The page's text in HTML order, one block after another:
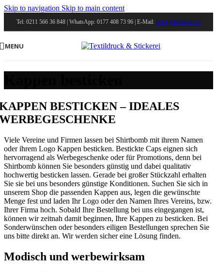
Skip to navigation Skip to main content
Tel: 0211 566 36 848 | WhatsApp: 0177 408 73 96 | E-Mail: info@shirtbomb.de
MENU
BESTICKEN – IDEALES
Viele Vereine und Firmen lassen bei Shirtbomb mit ihrem Namen
oder ihrem Logo Kappen besticken. Bestickte Caps eignen sich
hervorragend als Werbegeschenke oder für Promotions, denn bei
Shirtbomb können Sie besonders günstig und dabei qualitativ
hochwertig besticken lassen. Gerade bei großer Stückzahl erhalten
Sie sie bei uns besonders günstige Konditionen. Suchen Sie sich in
unserem Shop die passenden Kappen aus, legen die gewünschte
Menge fest und laden Ihr Logo oder den Namen Ihres Vereins, bzw.
Ihrer Firma hoch. Sobald Ihre Bestellung bei uns eingegangen ist,
können wir zeitnah damit beginnen, Ihre Kappen zu besticken. Bei
Sonderwünschen oder besonders eiligen Bestellungen sprechen Sie
uns bitte direkt an. Wir werden sicher eine Lösung finden.
Modisch und werbewirksam